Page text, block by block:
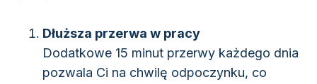
Dłuższa przerwa w pracy
Dodatkowe 15 minut przerwy każdego dnia
pozwala Ci na chwilę odpoczynku, co